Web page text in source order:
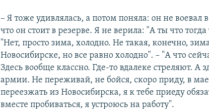
– Я тоже удивлялась, а потом поняла: он не воевал
что он стоит в резерве. Я не верила: "А ты что
"Нет, просто зима, холодно. Не такая, конечно,
Новосибирске, но все равно холодно". – "А что
Здесь вообще классно. Где-то вдалеке стреляют. А
армии. Не переживай, не бойся, скоро приду, в
переезжать из Новосибирска, я к тебе приеду
вместе пробиваться, я устроюсь на работу".